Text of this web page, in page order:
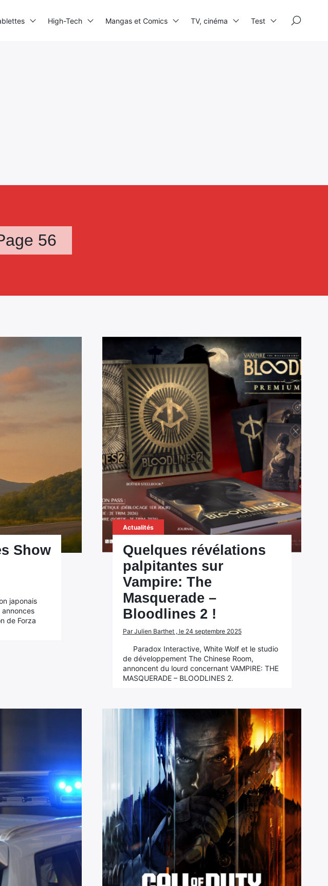
56
Show
japonais
de Forza
Actualités
Quelques révélations
palpitantes sur
Vampire: The
Masquerade –
Bloodlines 2 !
Par Julien Barthet , le 24 septembre 2025
Paradox Interactive, White Wolf et le studio
de développement The Chinese Room,
annoncent du lourd concernant VAMPIRE: THE
MASQUERADE – BLOODLINES 2.
High-Tech Mangas et Comics TV, cinéma Test